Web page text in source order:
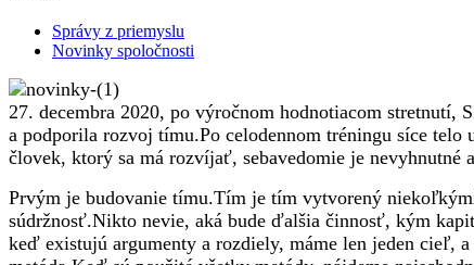
Správy z priemyslu
Novinky spoločnosti
27. decembra 2020, po výročnom hodnotiacom
a podporila rozvoj tímu.Po celodennom tréningu síce telo
človek, ktorý sa má rozvíjať, sebavedomie je
Prvým je budovanie tímu.Tím je tím vytvorený
súdržnosť.Nikto nevie, aká bude ďalšia činnosť, kým
keď existujú argumenty a rozdiely, máme len jeden cieľ,